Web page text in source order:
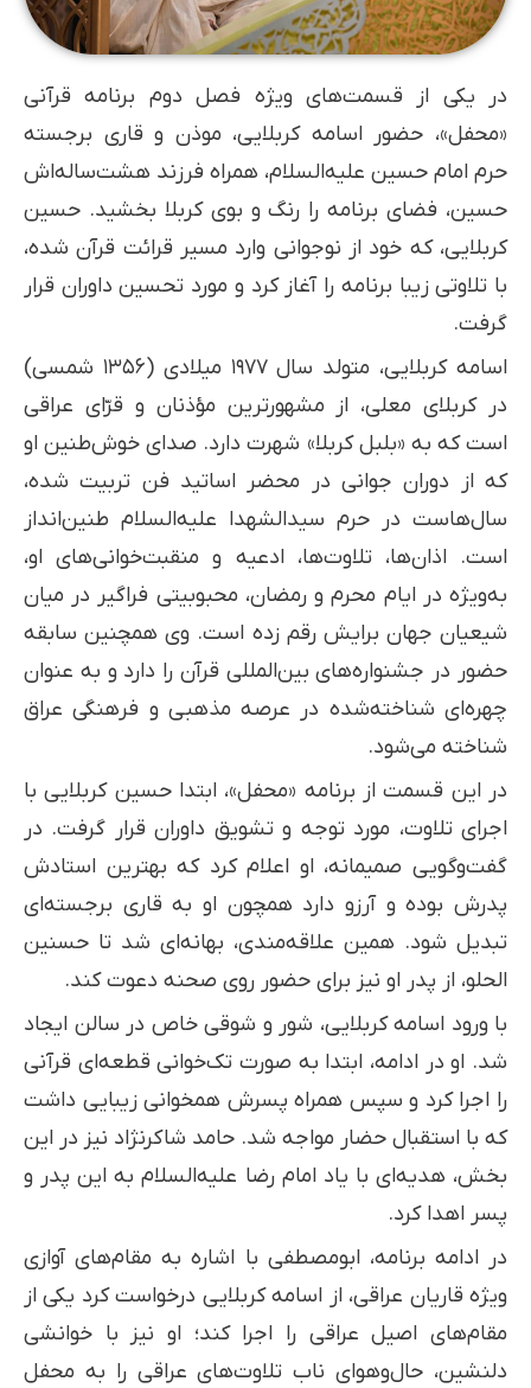
در یکی از قسمت‌های ویژه فصل دوم برنامه قرآنی
«محفل»، حضور اسامه کربلایی، موذن و قاری برجسته
حرم امام حسین علیه‌السلام، همراه فرزند هشت‌ساله‌اش
حسین، فضای برنامه را رنگ و بوی کربلا بخشید. حسین
کربلایی، که خود از نوجوانی وارد مسیر قرائت قرآن شده،
با تلاوتی زیبا برنامه را آغاز کرد و مورد تحسین داوران قرار
گرفت.
اسامه کربلایی، متولد سال ۱۹۷۷ میلادی (۱۳۵۶ شمسی)
در کربلای معلی، از مشهورترین مؤذنان و قرّای عراقی
است که به «بلبل کربلا» شهرت دارد. صدای خوش‌طنین او
که از دوران جوانی در محضر اساتید فن تربیت شده،
سال‌هاست در حرم سیدالشهدا علیه‌السلام طنین‌انداز
است. اذان‌ها، تلاوت‌ها، ادعیه و منقبت‌خوانی‌های او،
به‌ویژه در ایام محرم و رمضان، محبوبیتی فراگیر در میان
شیعیان جهان برایش رقم زده است. وی همچنین سابقه
حضور در جشنواره‌های بین‌المللی قرآن را دارد و به عنوان
چهره‌ای شناخته‌شده در عرصه مذهبی و فرهنگی عراق
شناخته می‌شود.
در این قسمت از برنامه «محفل»، ابتدا حسین کربلایی با
اجرای تلاوت، مورد توجه و تشویق داوران قرار گرفت. در
گفت‌وگویی صمیمانه، او اعلام کرد که بهترین استادش
پدرش بوده و آرزو دارد همچون او به قاری برجسته‌ای
تبدیل شود. همین علاقه‌مندی، بهانه‌ای شد تا حسنین
الحلو، از پدر او نیز برای حضور روی صحنه دعوت کند.
با ورود اسامه کربلایی، شور و شوقی خاص در سالن ایجاد
شد. او در ادامه، ابتدا به صورت تک‌خوانی قطعه‌ای قرآنی
را اجرا کرد و سپس همراه پسرش همخوانی زیبایی داشت
که با استقبال حضار مواجه شد. حامد شاکرنژاد نیز در این
بخش، هدیه‌ای با یاد امام رضا علیه‌السلام به این پدر و
پسر اهدا کرد.
در ادامه برنامه، ابومصطفی با اشاره به مقام‌های آوازی
ویژه قاریان عراقی، از اسامه کربلایی درخواست کرد یکی از
مقام‌های اصیل عراقی را اجرا کند؛ او نیز با خوانشی
دلنشین، حال‌وهوای ناب تلاوت‌های عراقی را به محفل